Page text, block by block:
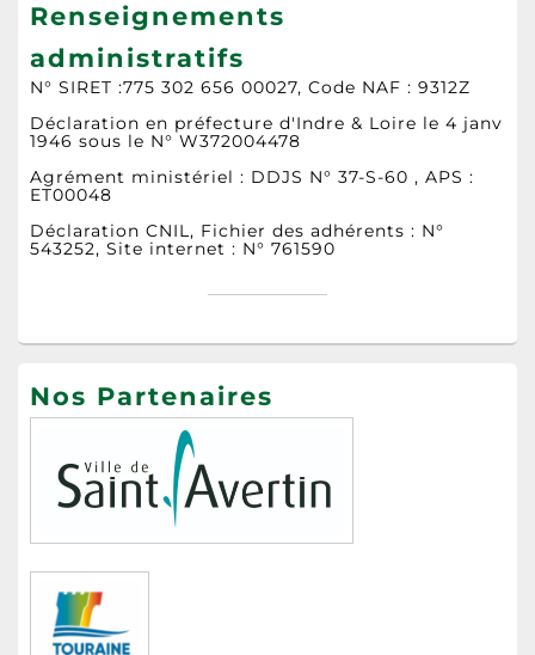
Renseignements
administratifs
N° SIRET :775 302 656 00027, Code NAF : 9312Z
Déclaration en préfecture d'Indre & Loire le 4 janv
1946 sous le N° W372004478
Agrément ministériel : DDJS N° 37-S-60 , APS :
ET00048
Déclaration CNIL, Fichier des adhérents : N°
543252, Site internet : N° 761590
Nos Partenaires